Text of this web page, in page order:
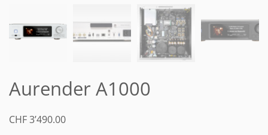
Aurender A1000
CHF3’490.00